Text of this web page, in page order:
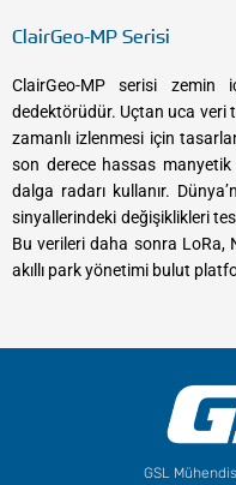
ClairGeo-MP Serisi
ClairGeo-MP serisi
dedektörüdür. Uçtan uca veri
zamanlı izlenmesi için
son derece hassas
dalga radarı kullanır.
sinyallerindeki değişiklikleri
Bu verileri daha sonra LoRa,
akıllı park yönetimi bulut
GSL